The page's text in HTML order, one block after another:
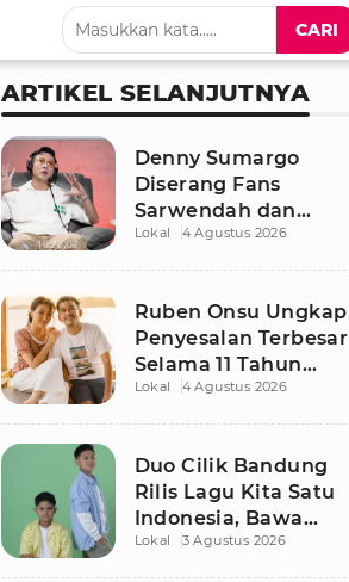
CARI
ARTIKEL SELANJUTNYA
Denny Sumargo
Diserang Fans
Sarwendah dan
Ruben Onsu Usai
Lokal 4 Agustus 2026
Ruben Onsu Ungkap
Penyesalan Terbesar
Selama 11 Tahun
Nikahi Sarwendah
Lokal 4 Agustus 2026
Duo Cilik Bandung
Rilis Lagu Kita Satu
Indonesia, Bawa
Pesan Persatuan
Lokal 3 Agustus 2026